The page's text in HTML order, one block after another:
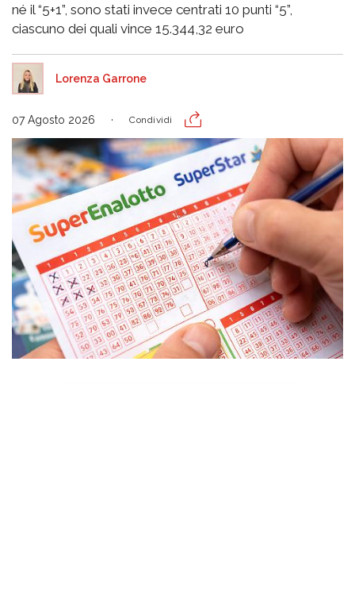
né il “5+1”, sono stati invece centrati 10 punti “5”,
ciascuno dei quali vince 15.344,32 euro
Lorenza Garrone
07 Agosto 2026 Condividi